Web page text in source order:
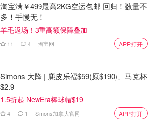
淘宝满￥499最高2KG空运包邮 回归！数量不
多！手慢无！
羊毛返场！3重高额保障叠加
11 4 淘宝网 APP打开
Simons 大降 | 麂皮乐福$59(原$190)、马克杯
$2.9
1.5折起 NewEra棒球帽$19
4 1 Simons加拿大官网 APP打开